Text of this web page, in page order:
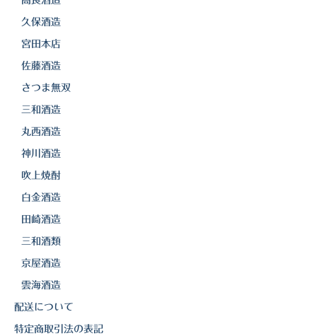
久保酒造
宮田本店
佐藤酒造
さつま無双
三和酒造
丸西酒造
神川酒造
吹上焼酎
白金酒造
田崎酒造
三和酒類
京屋酒造
雲海酒造
配送について
特定商取引法の表記